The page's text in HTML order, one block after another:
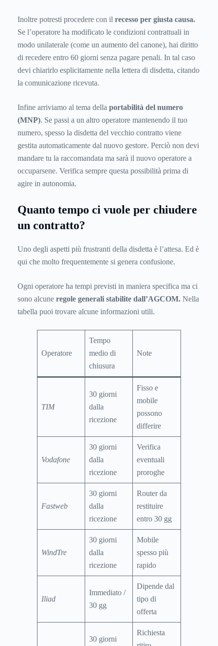
Inoltre potresti procedere con il recesso per giusta causa.
Se l’operatore ha modificato le condizioni contrattuali in
modo unilaterale (come un aumento del canone), hai diritto
di recedere entro 60 giorni senza pagare penali. In tal caso
devi chiarirlo esplicitamente nella lettera di disdetta, citando
la comunicazione ricevuta.
Infine arriviamo al tema della portabilità del numero
(MNP). Se passi a un altro operatore mantenendo il tuo
numero, spesso la disdetta del vecchio contratto viene
gestita automaticamente dal nuovo gestore. Perciò non devi
mandare tu la raccomandata ma sarà il nuovo operatore a
occuparsene. Verifica sempre questa possibilità prima di
agire in autonomia.
Quanto tempo ci vuole per chiudere
un contratto?
Uno degli aspetti più frustranti della disdetta è l’attesa. Ed è
qui che molto frequentemente si genera confusione.
Ogni operatore ha tempi previsti in maniera specifica ma ci
sono alcune regole generali stabilite dall’AGCOM. Nella
tabella puoi trovare alcune informazioni utili.
Operatore
Tempo
medio di
chiusura
Note
TIM
30 giorni
dalla
ricezione
Fisso e
mobile
possono
differire
Vodafone
30 giorni
dalla
ricezione
Verifica
eventuali
proroghe
Fastweb
30 giorni
dalla
ricezione
Router da
restituire
entro 30 gg
WindTre
30 giorni
dalla
ricezione
Mobile
spesso più
rapido
Iliad
Immediato /
30 gg
Dipende dal
tipo di
offerta
30 giorni
Richiesta